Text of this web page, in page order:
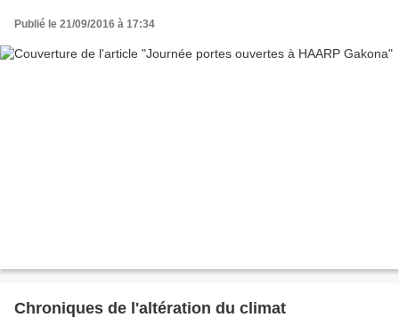
Publié le 21/09/2016 à 17:34
Chroniques de l'altération du climat